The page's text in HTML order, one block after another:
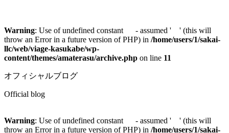
Warning: Use of undefined constant - assumed ' ' (this will
throw an Error in a future version of PHP) in /home/users/1/sakai-
llc/web/viage-kasukabe/wp-
content/themes/amaterasu/archive.php on line 11
オフィシャルブログ
Official blog
Warning: Use of undefined constant - assumed ' ' (this will
throw an Error in a future version of PHP) in /home/users/1/sakai-